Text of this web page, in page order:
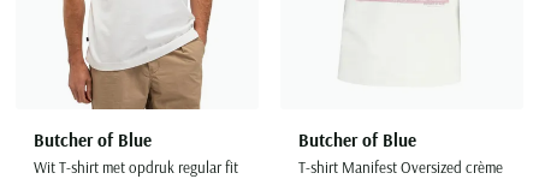
Butcher of Blue
Wit T-shirt met opdruk regular fit
Butcher of Blue
T-shirt Manifest Oversized crème